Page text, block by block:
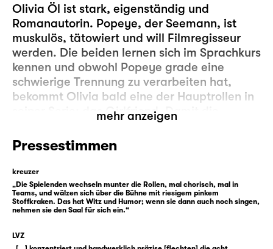
Olivia Öl ist stark, eigenständig und
Romanautorin. Popeye, der Seemann, ist
muskulös, tätowiert und will Filmregisseur
werden. Die beiden lernen sich im Sprachkurs
kennen und obwohl Popeye grade eine
schwierige Trennung zu verarbeiten hat,
bekommt Olivia bald eine der Hauptrollen in
seiner Serie: das Girlfriend. Damit die
Beziehung mit diesem Prachtexemplar von
einem Mann gelingt, geht Olivia
Kompromisse ein. Eigentlich wollte sie sich
nie eine Wohnung oder ein Konto teilen.
Popeyes Drehbuch ist zwar nie über die
ersten zwei Seiten hinausgekommen und
Olivias Romane hat er gar nicht erst gelesen.
Beziehung nicht auch Arbeit und Verzicht
mehr anzeigen
Pressestimmen
kreuzer
„Die Spielenden wechseln munter die Rollen, mal chorisch, mal in
Teams, und wälzen sich über die Bühne mit riesigem pinkem
Stoffkraken. Das hat Witz und Humor; wenn sie dann auch noch singen,
nehmen sie den Saal für sich ein.“
LVZ